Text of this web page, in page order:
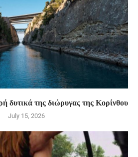
δυτικά της διώρυγας της Κορίνθου
July 15, 2026